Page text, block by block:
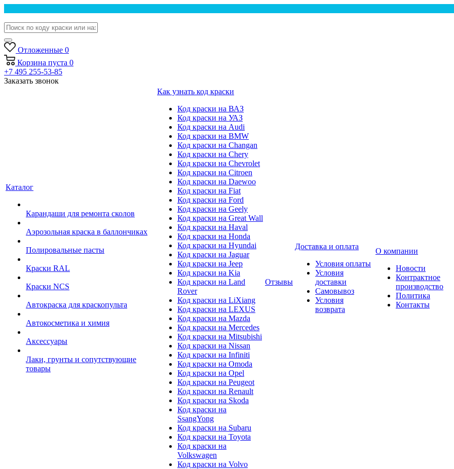
Отложенные 0
Корзина пуста 0
+7 495 255-53-85
Заказать звонок
Каталог
Карандаши для ремонта сколов
Аэрозольная краска в баллончиках
Полировальные пасты
Краски RAL
Краски NCS
Автокраска для краскопульта
Автокосметика и химия
Аксессуары
Лаки, грунты и сопутствующие
товары
Как узнать код краски
Код краски на ВАЗ
Код краски на УАЗ
Код краски на Audi
Код краски на BMW
Код краски на Changan
Код краски на Chery
Код краски на Chevrolet
Код краски на Citroen
Код краски на Daewoo
Код краски на Fiat
Код краски на Ford
Код краски на Geely
Код краски на Great Wall
Код краски на Haval
Код краски на Honda
Код краски на Hyundai
Код краски на Jaguar
Код краски на Jeep
Код краски на Kia
Код краски на Land
Rover
Код краски на LiXiang
Код краски на LEXUS
Код краски на Mazda
Код краски на Mercedes
Код краски на Mitsubishi
Код краски на Nissan
Код краски на Infiniti
Код краски на Omoda
Код краски на Opel
Код краски на Peugeot
Код краски на Renault
Код краски на Skoda
Код краски на
SsangYong
Код краски на Subaru
Код краски на Toyota
Код краски на
Volkswagen
Код краски на Volvo
Отзывы
Доставка и оплата
Условия оплаты
Условия
доставки
Самовывоз
Условия
возврата
О компании
Новости
Контрактное
производство
Политика
Контакты